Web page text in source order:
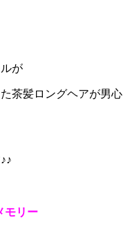
が
茶髪ロングヘアが男心
モリー